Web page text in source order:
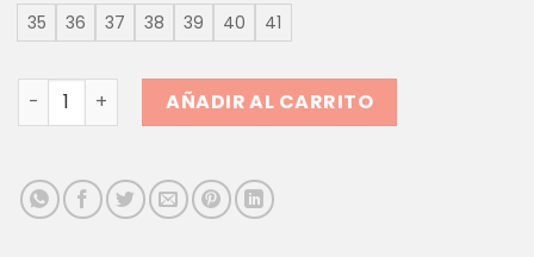
35 36 37 38 39 40 41
SANDALIA PLANA SEÑORA PITILLOS 11002 |
AÑADIR AL CARRITO